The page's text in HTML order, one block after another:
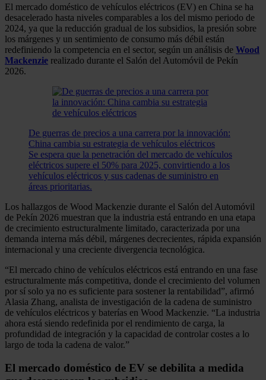
El mercado doméstico de vehículos eléctricos (EV) en China se ha
desacelerado hasta niveles comparables a los del mismo periodo de
2024, ya que la reducción gradual de los subsidios, la presión sobre
los márgenes y un sentimiento de consumo más débil están
redefiniendo la competencia en el sector, según un análisis de Wood
Mackenzie realizado durante el Salón del Automóvil de Pekín
2026.
De guerras de precios a una carrera por la innovación:
China cambia su estrategia de vehículos eléctricos
Se espera que la penetración del mercado de vehículos
eléctricos supere el 50% para 2025, convirtiendo a los
vehículos eléctricos y sus cadenas de suministro en
áreas prioritarias.
Los hallazgos de Wood Mackenzie durante el Salón del Automóvil
de Pekín 2026 muestran que la industria está entrando en una etapa
de crecimiento estructuralmente limitado, caracterizada por una
demanda interna más débil, márgenes decrecientes, rápida expansión
internacional y una creciente divergencia tecnológica.
“El mercado chino de vehículos eléctricos está entrando en una fase
estructuralmente más competitiva, donde el crecimiento del volumen
por sí solo ya no es suficiente para sostener la rentabilidad”, afirmó
Alasia Zhang, analista de investigación de la cadena de suministro
de vehículos eléctricos y baterías en Wood Mackenzie. “La industria
ahora está siendo redefinida por el rendimiento de carga, la
profundidad de integración y la capacidad de controlar costes a lo
largo de toda la cadena de valor.”
El mercado doméstico de EV se debilita a medida